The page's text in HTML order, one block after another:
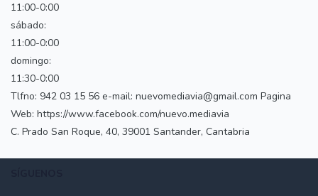
11:00-0:00
sábado:
11:00-0:00
domingo:
11:30-0:00
Tlfno: 942 03 15 56 e-mail: nuevomediavia@gmail.com Pagina
Web: https://www.facebook.com/nuevo.mediavia
C. Prado San Roque, 40, 39001 Santander, Cantabria